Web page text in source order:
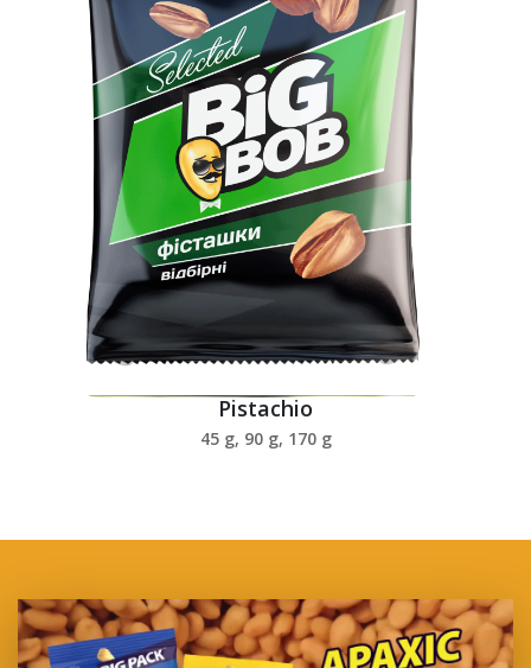
Pistachio
45 g, 90 g, 170 g